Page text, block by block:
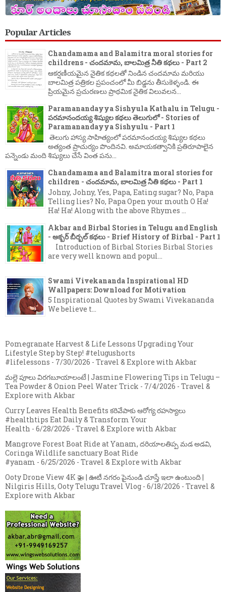
Popular Articles
Chandamama and Balamitra moral stories for
childrens - చందమామ, బాలమిత్ర నీతి కథలు - Part 2
ఆకర్షణీయమైన నైతిక కథలతో నిండిన చందమామ మరియు
బాలమిత్ర పత్రికల ప్రపంచంలో మీ బిడ్డను తీసుకెళ్ళండి. ఈ
ప్రియమైన ప్రచురణలు ప్రాథమిక నైతిక విలువలన...
Paramanandayya Sishyula Kathalu in Telugu -
పరమానందయ్య శిష్యుల కథలు తెలుగులో - Stories of
Paramanandayya Sishyulu - Part 1
తెలుగు హాస్య సాహిత్యంలో పరమానందయ్య శిష్యుల కథలు
అత్యంత ప్రాచుర్యం పొందినవి. అమాయకత్వానికి ప్రతిరూపాలైన
పన్నెండు మంది శిష్యులు చేసే వింత పను...
Chandamama and Balamitra moral stories for
children - చందమామ, బాలమిత్ర నీతి కథలు - Part 1
Johny, Johny, Yes, Papa, Eating sugar? No, Papa
Telling lies? No, Papa Open your mouth O Ha!
Ha! Ha! Along with the above Rhymes ...
Akbar and Birbal Stories in Telugu and English
- అక్బర్ బీర్బల్ కథలు - Brief History of Birbal - Part 1
Introduction of Birbal Stories Birbal Stories
are very well known and popul...
Swami Vivekananda Inspirational HD
Wallpapers: Download for Motivation
5 Inspirational Quotes by Swami Vivekananda
We believe t...
Pomegranate Harvest & Life Lessons Upgrading Your
Lifestyle Step by Step! #telugushorts
#lifelessons - 7/30/2026 - Travel & Explore with Akbar
మల్లె పూలు విరగబూయాలంటే | Jasmine Flowering Tips in Telugu –
Tea Powder & Onion Peel Water Trick - 7/4/2026 - Travel &
Explore with Akbar
Curry Leaves Health Benefits కరివేపాకు ఆరోగ్య రహస్యాలు
#healthtips Eat Daily & Transform Your
Health - 6/28/2026 - Travel & Explore with Akbar
Mangrove Forest Boat Ride at Yanam, దరియాలతిప్ప మడ అడవి,
Coringa Wildlife sanctuary Boat Ride
#yanam - 6/25/2026 - Travel & Explore with Akbar
Ooty Drone View 4K 🚁 | ఊటీ నగరం పైనుండి చూస్తే ఇలా ఉంటుంది |
Nilgiris Hills, Ooty Telugu Travel Vlog - 6/18/2026 - Travel &
Explore with Akbar